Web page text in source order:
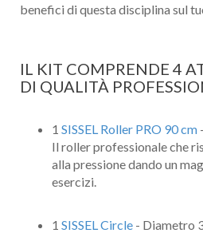
benefici di questa disciplina sul
IL KIT COMPRENDE 4
DI QUALITÀ
1 SISSEL Roller PRO 90 cm
Il roller professionale che
alla pressione dando un
esercizi.
1 SISSEL Circle - Diametro